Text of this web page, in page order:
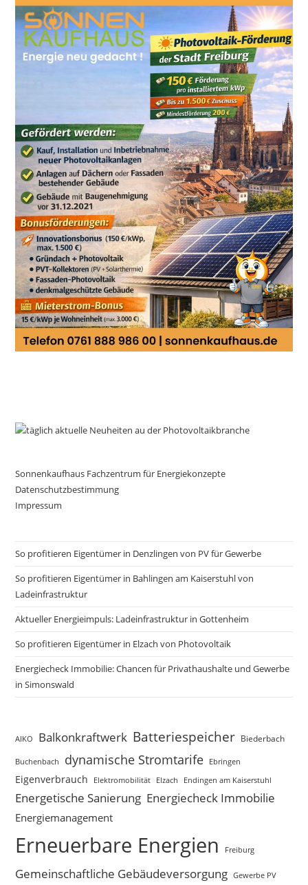
Sonnenkaufhaus Fachzentrum für Energiekonzepte
Datenschutzbestimmung
Impressum
So profitieren Eigentümer in Denzlingen von PV für Gewerbe
So profitieren Eigentümer in Bahlingen am Kaiserstuhl von
Ladeinfrastruktur
Aktueller Energieimpuls: Ladeinfrastruktur in Gottenheim
So profitieren Eigentümer in Elzach von Photovoltaik
Energiecheck Immobilie: Chancen für Privathaushalte und Gewerbe
in Simonswald
AIKO Balkonkraftwerk Batteriespeicher Biederbach
Buchenbach dynamische Stromtarife Ebringen
Eigenverbrauch Elektromobilität Elzach Endingen am Kaiserstuhl
Energetische Sanierung Energiecheck Immobilie
Energiemanagement
Erneuerbare Energien Freiburg
Gemeinschaftliche Gebäudeversorgung Gewerbe PV